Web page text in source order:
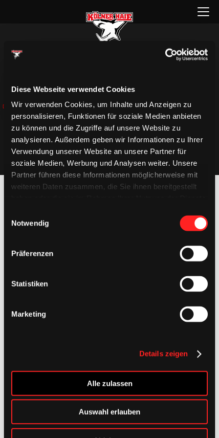
Diese Webseite verwendet Cookies
Wir verwenden Cookies, um Inhalte und Anzeigen zu
personalisieren, Funktionen für soziale Medien anbieten
zu können und die Zugriffe auf unsere Website zu
analysieren. Außerdem geben wir Informationen zu Ihrer
Verwendung unserer Website an unsere Partner für
soziale Medien, Werbung und Analysen weiter. Unsere
Partner führen diese Informationen möglicherweise mit
weiteren Daten zusammen, die Sie ihnen bereitgestellt
Notwendig
Präferenzen
Statistiken
Marketing
Details zeigen
Alle zulassen
Auswahl erlauben
Menü
öffnen
ALL-IN BOX
ALL-IN BOX